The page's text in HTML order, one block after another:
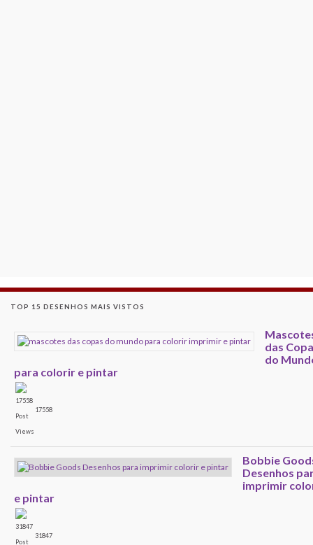
TOP 15 DESENHOS MAIS VISTOS
das
do
para colorir e pintar
17558
Bobbie
Desenhos
imprimir
e pintar
31847